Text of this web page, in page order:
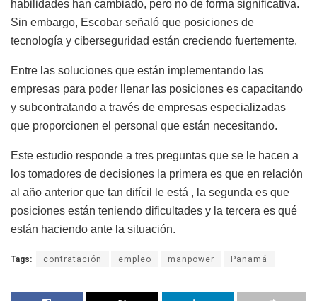
habilidades han cambiado, pero no de forma significativa.
Sin embargo, Escobar señaló que posiciones de
tecnología y ciberseguridad están creciendo fuertemente.
Entre las soluciones que están implementando las
empresas para poder llenar las posiciones es capacitando
y subcontratando a través de empresas especializadas
que proporcionen el personal que están necesitando.
Este estudio responde a tres preguntas que se le hacen a
los tomadores de decisiones la primera es que en relación
al año anterior que tan difícil le está , la segunda es que
posiciones están teniendo dificultades y la tercera es qué
están haciendo ante la situación.
Tags: contratación empleo manpower Panamá